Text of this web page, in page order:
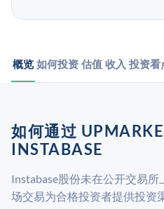
概览 如何投资 估值 收入 投资看
如何通过
INSTABASE
Instabase股份未在公开交易
场交易为合格投资者提供投资